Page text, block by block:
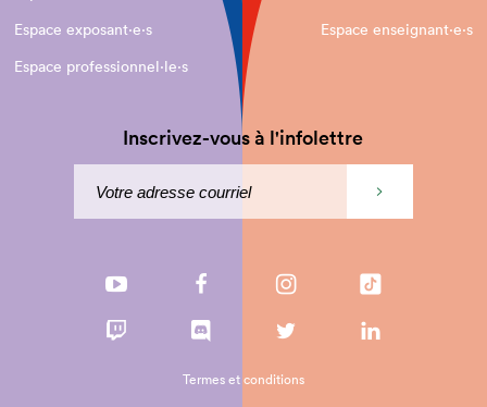
Espace exposant·e⋅s
Espace enseignant·e⋅s
Espace professionnel·le⋅s
Inscrivez-vous à l'infolettre
Termes et conditions